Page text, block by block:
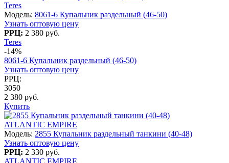
Teres
Модель: 8061-6 Купальник раздельный (46-50)
Узнать оптовую цену
РРЦ: 2 380 руб.
Teres
-14%
8061-6 Купальник раздельный (46-50)
Узнать оптовую цену
РРЦ:
3050
2 380 руб.
Купить
ATLANTIC EMPIRE
Модель: 2855 Купальник раздельный танкини (40-48)
Узнать оптовую цену
РРЦ: 2 330 руб.
ATLANTIC EMPIRE